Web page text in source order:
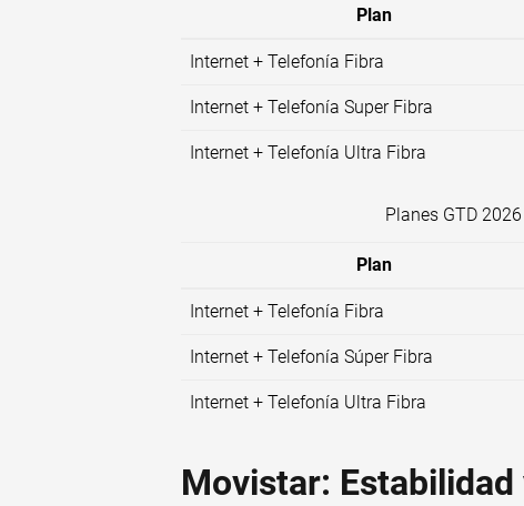
Plan
Internet + Telefonía Fibra
Internet + Telefonía Super Fibra
Internet + Telefonía Ultra Fibra
Planes GTD
Plan
Internet + Telefonía Fibra
Internet + Telefonía Súper Fibra
Internet + Telefonía Ultra Fibra
Movistar: